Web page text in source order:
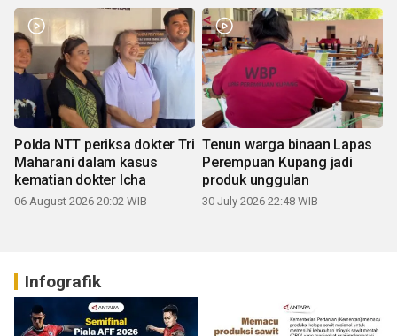
Polda NTT periksa dokter Tri
Maharani dalam kasus
kematian dokter Icha
06 August 2026 20:02 WIB
Tenun warga binaan Lapas
Perempuan Kupang jadi
produk unggulan
30 July 2026 22:48 WIB
Infografik